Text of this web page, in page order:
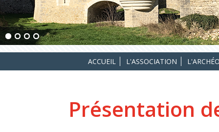
ACCUEIL L'ASSOCIATION
Présentation